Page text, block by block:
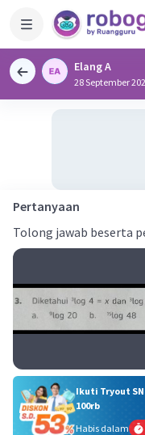
Elang A
28 September
Pertanyaan
Tolong jawab beserta
Ikuti Tryout
100rb
Habis dalam